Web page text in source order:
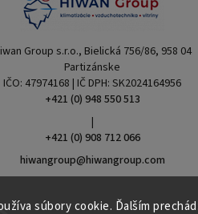
súbory cookie. Ďalším
Group s.r.o., Bielická 756/86, 958 04
Partizánske
IČO: 47974168 | IČ DPH: SK2024164956
+421 (0) 948 550 513
|
+421 (0) 908 712 066
hiwangroup@hiwangroup.com